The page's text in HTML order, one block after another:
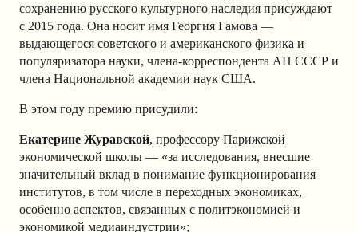
сохранению русского культурного наследия присуждают
с 2015 года. Она носит имя Георгия Гамова —
выдающегося советского и американского физика и
популяризатора науки, члена-корреспондента АН СССР и
члена Национальной академии наук США.
В этом году премию присудили:
Екатерине Журавской, профессору Парижской
экономической школы — «за исследования, внесшие
значительный вклад в понимание функционирования
институтов, в том числе в переходных экономиках,
особенно аспектов, связанных с политэкономией и
экономикой медиаиндустрии»;